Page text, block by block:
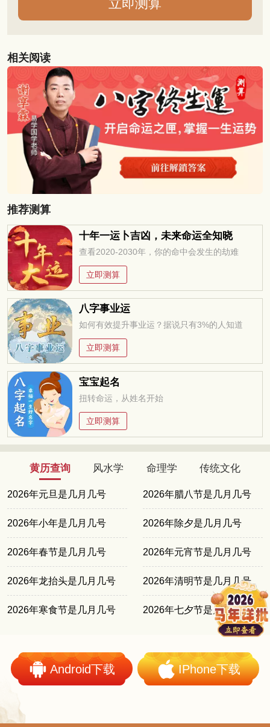
相关阅读
推荐测算
十年一运卜吉凶，未来命运全知晓
查看2020-2030年，你的命中会发生的劫难
立即测算
八字事业运
如何有效提升事业运？据说只有3%的人知道
立即测算
宝宝起名
扭转命运，从姓名开始
立即测算
黄历查询 风水学 命理学 传统文化
2026年元旦是几月几号 2026年腊八节是几月几号
2026年小年是几月几号 2026年除夕是几月几号
2026年春节是几月几号 2026年元宵节是几月几号
2026年龙抬头是几月几号 2026年清明节是几月几号
2026年寒食节是几月几号 2026年七夕节是几月几号
Android下载 IPhone下载